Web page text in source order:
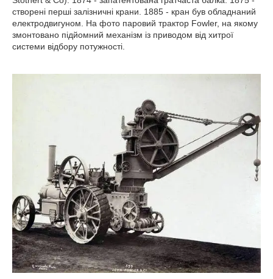
створені перші залізничні крани. 1885 - кран був обладнаний
електродвигуном. На фото паровий трактор Fowler, на якому
змонтовано підйомний механізм із приводом від хитрої
системи відбору потужності.